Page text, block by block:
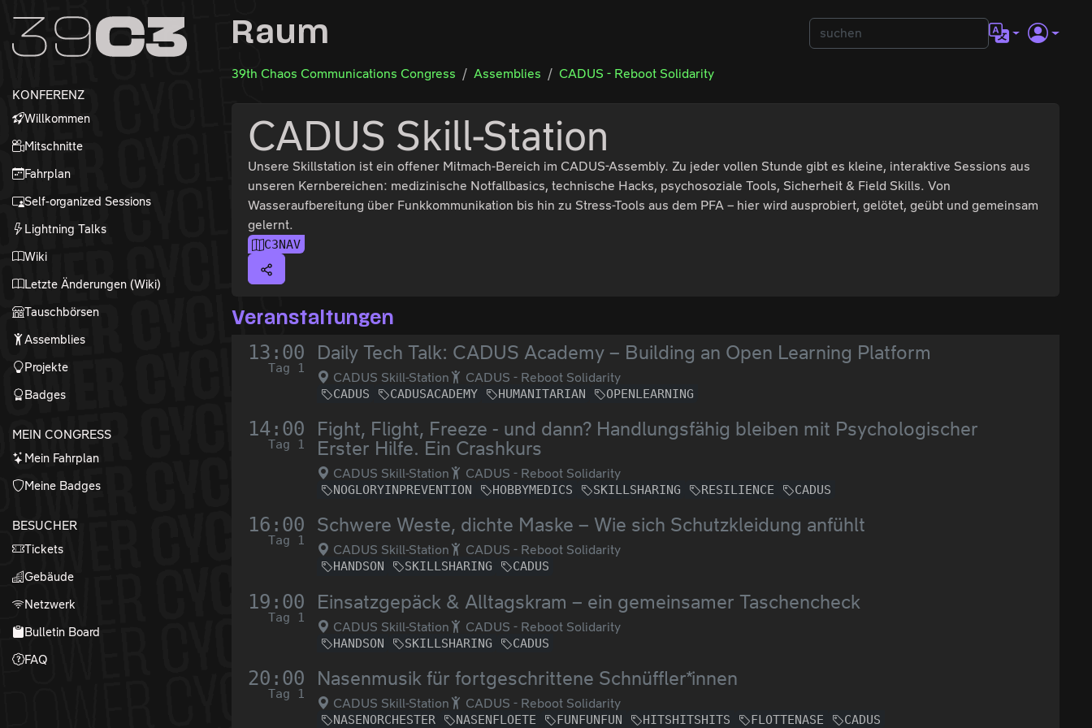
Zum Inhalt
Zum Footer
KONFERENZ
Willkommen
Mitschnitte
Fahrplan
Self-organized Sessions
Lightning Talks
Wiki
Letzte Änderungen (Wiki)
Tauschbörsen
Assemblies
Projekte
Badges
MEIN CONGRESS
Mein Fahrplan
Meine Badges
BESUCHER
Tickets
Gebäude
Netzwerk
Bulletin Board
FAQ
Raum
39th Chaos Communications Congress Assemblies CADUS - Reboot Solidarity
CADUS Skill-Station
Unsere Skillstation ist ein offener Mitmach-Bereich im CADUS-Assembly. Zu jeder vollen Stunde gibt es kleine, interaktive Sessions aus
unseren Kernbereichen: medizinische Notfallbasics, technische Hacks, psychosoziale Tools, Sicherheit & Field Skills. Von
Wasseraufbereitung über Funkkommunikation bis hin zu Stress-Tools aus dem PFA – hier wird ausprobiert, gelötet, geübt und gemeinsam
gelernt.
C3NAV
Veranstaltungen
13:00
Tag 1
Daily Tech Talk: CADUS Academy – Building an Open Learning Platform
CADUS Skill-Station CADUS - Reboot Solidarity
CADUS CADUSACADEMY HUMANITARIAN OPENLEARNING
14:00
Tag 1
Fight, Flight, Freeze - und dann? Handlungsfähig bleiben mit Psychologischer
Erster Hilfe. Ein Crashkurs
CADUS Skill-Station CADUS - Reboot Solidarity
NOGLORYINPREVENTION HOBBYMEDICS SKILLSHARING RESILIENCE CADUS
16:00
Tag 1
Schwere Weste, dichte Maske – Wie sich Schutzkleidung anfühlt
CADUS Skill-Station CADUS - Reboot Solidarity
HANDSON SKILLSHARING CADUS
19:00
Tag 1
Einsatzgepäck & Alltagskram – ein gemeinsamer Taschencheck
CADUS Skill-Station CADUS - Reboot Solidarity
HANDSON SKILLSHARING CADUS
20:00
Tag 1
Nasenmusik für fortgeschrittene Schnüffler*innen
CADUS Skill-Station CADUS - Reboot Solidarity
NASENORCHESTER NASENFLOETE FUNFUNFUN HITSHITSHITS FLOTTENASE CADUS